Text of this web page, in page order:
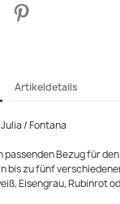
Artikeldetails
/ Fontana
passenden Bezug für
bis zu fünf
Eisengrau, Rubinrot